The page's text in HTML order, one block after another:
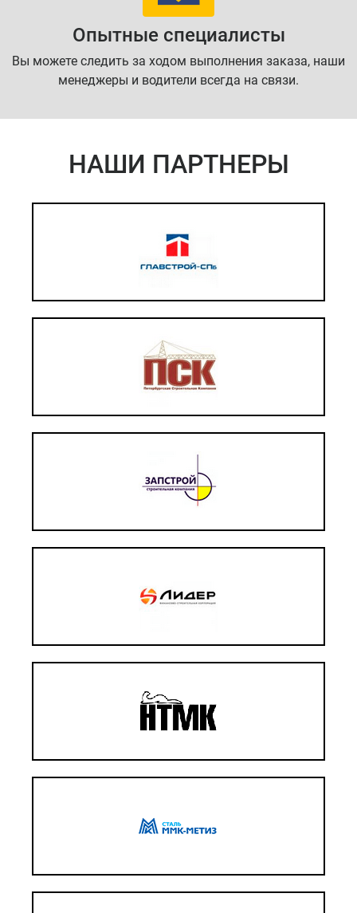
Опытные специалисты
Вы можете следить за ходом выполнения заказа, наши
менеджеры и водители всегда на связи.
НАШИ ПАРТНЕРЫ